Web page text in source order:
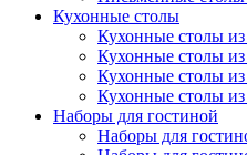
Кухонные столы
Кухонные столы из
Кухонные столы из
Кухонные столы из
Кухонные столы
Наборы для гостиной
Наборы для